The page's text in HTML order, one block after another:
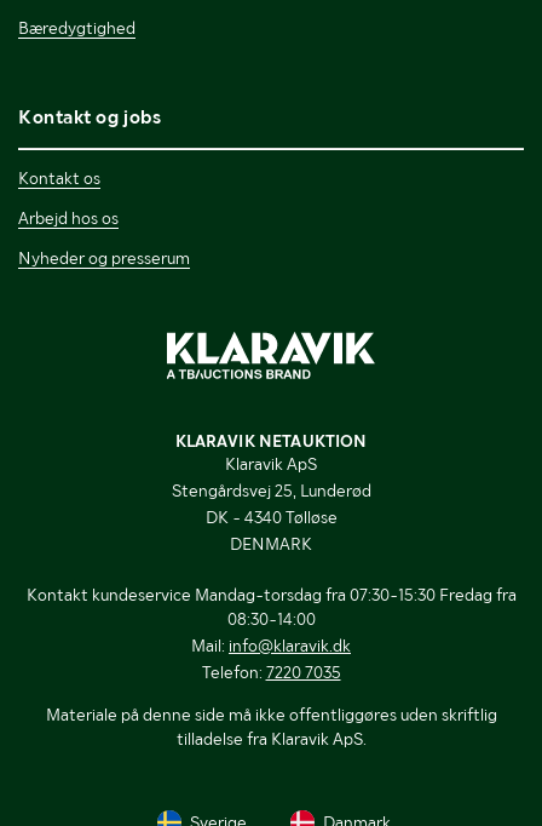
Bæredygtighed
Kontakt og jobs
Kontakt os
Arbejd hos os
Nyheder og presserum
KLARAVIK NETAUKTION
Klaravik ApS
Stengårdsvej 25, Lunderød
DK - 4340 Tølløse
DENMARK
Kontakt kundeservice Mandag-torsdag fra 07:30-15:30 Fredag fra
08:30-14:00
Mail: info@klaravik.dk
Telefon: 7220 7035
Materiale på denne side må ikke offentliggøres uden skriftlig
tilladelse fra Klaravik ApS.